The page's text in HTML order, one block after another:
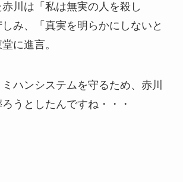
川は「私は無実の人を殺し
み、「真実を明らかにしないと
に進言。
ハンシステムを守るため、赤川
うとしたんですね・・・